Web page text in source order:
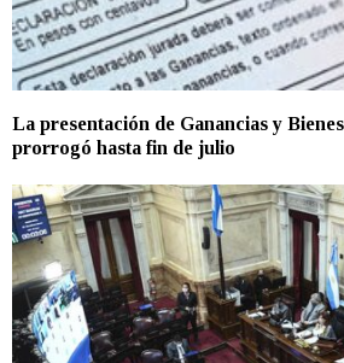
La presentación de Ganancias y
prorrogó hasta fin de julio